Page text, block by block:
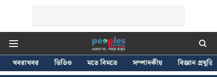
খবরাখবর ভিডিও মতে বিমতে সম্পাদকীয়
বিজ্ঞান প্রযুক্তি